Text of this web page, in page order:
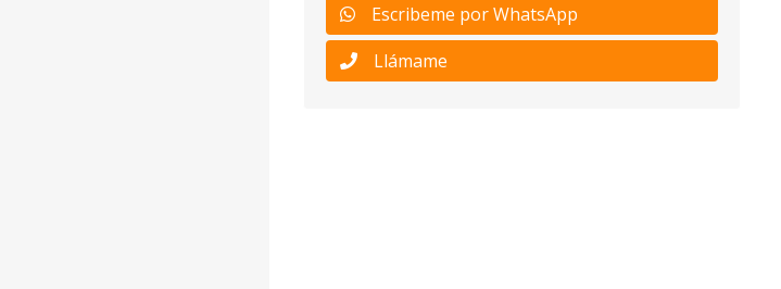
Escribeme por WhatsApp
Llámame